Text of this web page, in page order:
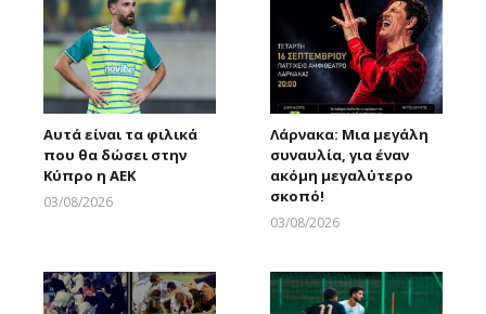
Αυτά είναι τα φιλικά
που θα δώσει στην
Κύπρο η ΑΕΚ
03/08/2026
Λάρνακα: Μια μεγάλη
συναυλία, για έναν
ακόμη μεγαλύτερο
σκοπό!
03/08/2026